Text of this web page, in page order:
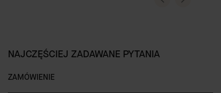
NAJCZĘŚCIEJ ZADAWANE PYTANIA
ZAMÓWIENIE